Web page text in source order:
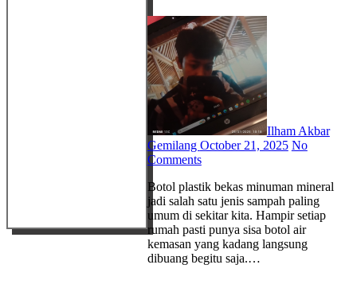
Ilham Akbar
Gemilang October 21, 2025 No
Comments
Botol plastik bekas minuman mineral
jadi salah satu jenis sampah paling
umum di sekitar kita. Hampir setiap
rumah pasti punya sisa botol air
kemasan yang kadang langsung
dibuang begitu saja.…